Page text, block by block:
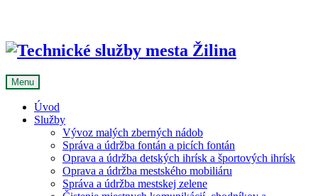
Menu
Úvod
Služby
Vývoz malých zberných nádob
Správa a údržba fontán a picích fontán
Oprava a údržba detských ihrísk a športových ihrísk
Oprava a údržba mestského mobiliáru
Správa a údržba mestskej zelene